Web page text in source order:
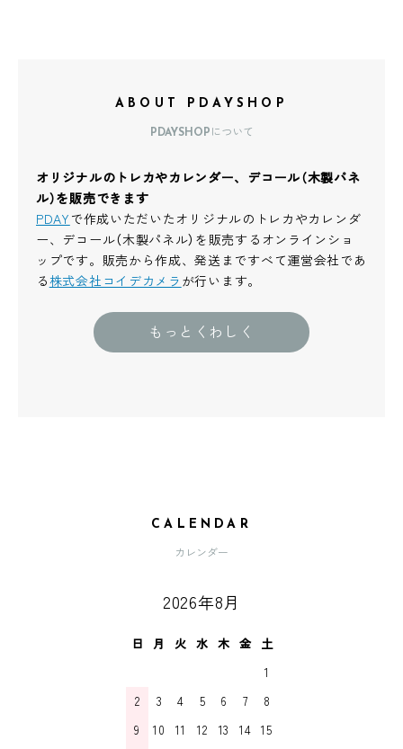
ABOUT PDAYSHOP
PDAYSHOPについて
オリジナルのトレカやカレンダー、デコール（木製パネ
ル）を販売できます
PDAY で作成いただいたオリジナルのトレカやカレンダ
ー、デコール（木製パネル）を販売するオンラインショ
ップです。販売から作成、発送まですべて運営会社であ
る株式会社コイデカメラ が行います。
もっとくわしく
CALENDAR
カレンダー
2026年8月
日 月 火 水 木 金 土
1
2
3 4 5 6 7
8
9
10 11 12 13 14 15